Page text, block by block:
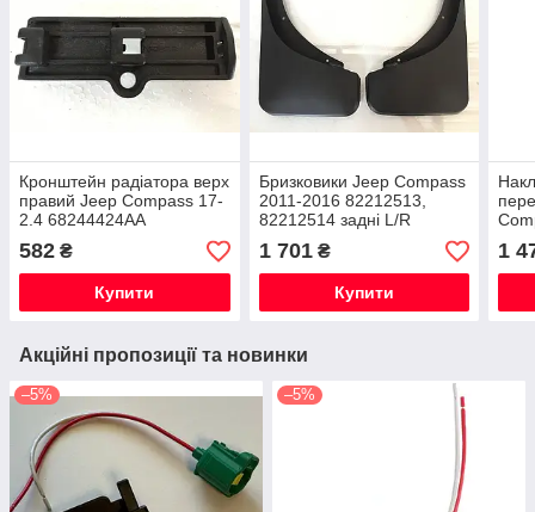
Кронштейн радіатора верх
правий Jeep Compass 17-
2.4 68244424AA
582 ₴
Купити
Бризковики Jeep Compass
2011-2016 82212513,
82212514 задні L/R
1 701₴
Купити
1
Акційні пропозиції та новинки
–5% –5%